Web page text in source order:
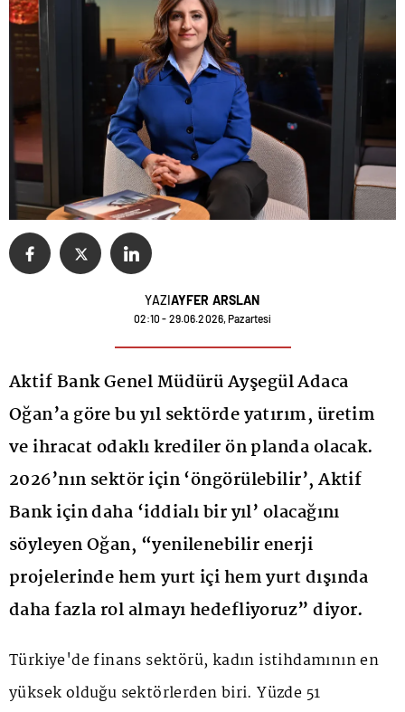
YAZIAYFER ARSLAN
02:10 - 29.06.2026, Pazartesi
Aktif Bank Genel Müdürü Ayşegül Adaca
Oğan’a göre bu yıl sektörde yatırım, üretim
ve ihracat odaklı krediler ön planda olacak.
2026’nın sektör için ‘öngörülebilir’, Aktif
Bank için daha ‘iddialı bir yıl’ olacağını
söyleyen Oğan, “yenilenebilir enerji
projelerinde hem yurt içi hem yurt dışında
daha fazla rol almayı hedefliyoruz” diyor.
Türkiye'de finans sektörü, kadın istihdamının en
yüksek olduğu sektörlerden biri. Yüzde 51